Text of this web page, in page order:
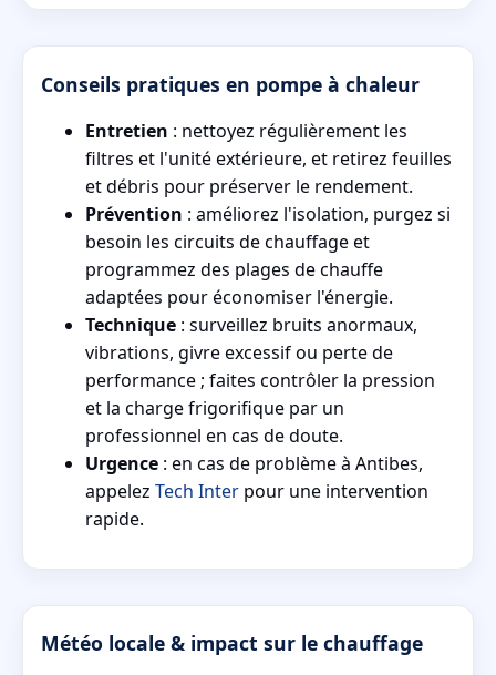
Conseils pratiques en pompe à chaleur
Entretien : nettoyez régulièrement les
filtres et l'unité extérieure, et retirez feuilles
et débris pour préserver le rendement.
Prévention : améliorez l'isolation, purgez si
besoin les circuits de chauffage et
programmez des plages de chauffe
adaptées pour économiser l'énergie.
Technique : surveillez bruits anormaux,
vibrations, givre excessif ou perte de
performance ; faites contrôler la pression
et la charge frigorifique par un
professionnel en cas de doute.
Urgence : en cas de problème à Antibes,
appelez Tech Inter pour une intervention
rapide.
Météo locale & impact sur le chauffage